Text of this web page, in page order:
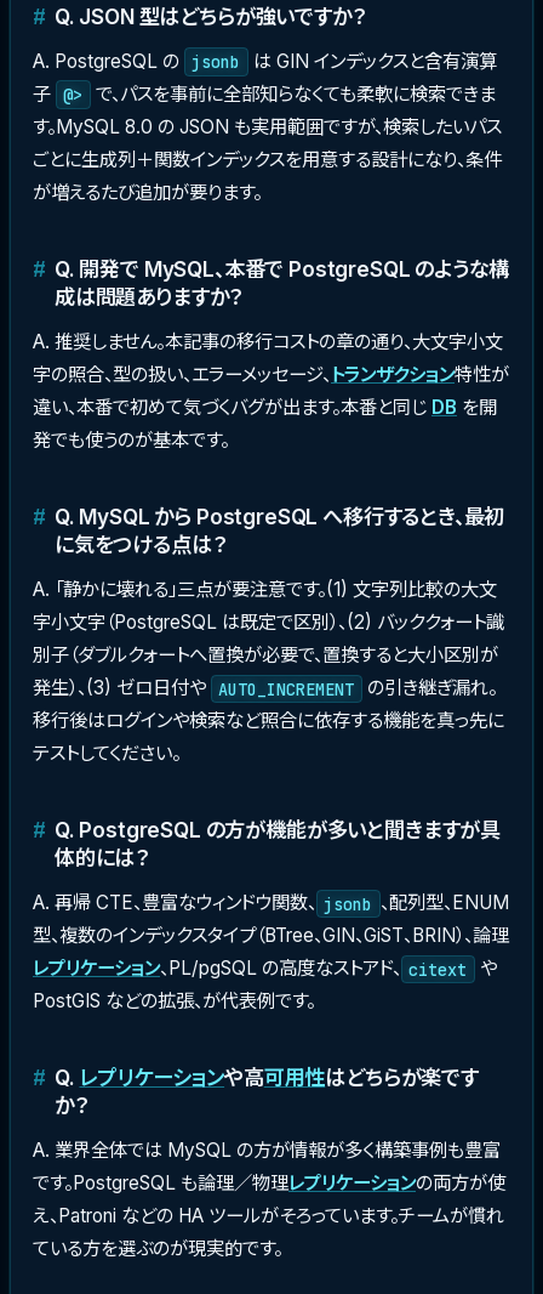
Q. JSON 型はどちらが強いですか？
A. PostgreSQL の jsonb
は GIN インデックスと含有演算
子 @>
で、パスを事前に全部知らなくても柔軟に検索できま
す。MySQL 8.0 の JSON も実用範囲ですが、検索したいパス
ごとに生成列＋関数インデックスを用意する設計になり、条件
が増えるたび追加が要ります。
Q. 開発で MySQL、本番で PostgreSQL のような構
成は問題ありますか？
A. 推奨しません。本記事の移行コストの章の通り、大文字小文
字の照合、型の扱い、エラーメッセージ、 トランザクション特性が
違い、本番で初めて気づくバグが出ます。本番と同じ DB を開
発でも使うのが基本です。
Q. MySQL から PostgreSQL へ移行するとき、最初
に気をつける点は？
A. 「静かに壊れる」三点が要注意です。(1) 文字列比較の大文
字小文字（PostgreSQL は既定で区別）、(2) バッククォート識
別子（ダブルクォートへ置換が必要で、置換すると大小区別が
発生）、(3) ゼロ日付や
AUTO_INCREMENT
の引き継ぎ漏れ。
移行後はログインや検索など照合に依存する機能を真っ先に
テストしてください。
Q. PostgreSQL の方が機能が多いと聞きますが具
体的には？
A. 再帰 CTE、豊富なウィンドウ関数、 jsonb 、配列型、ENUM
型、複数のインデックスタイプ（BTree、GIN、GiST、BRIN）、論理
レプリケーション、PL/pgSQL の高度なストアド、 citext
や
PostGIS などの拡張、が代表例です。
Q. レプリケーションや高可用性はどちらが楽です
か？
A. 業界全体では MySQL の方が情報が多く構築事例も豊富
です。PostgreSQL も論理／物理レプリケーションの両方が使
え、Patroni などの HA ツールがそろっています。チームが慣れ
ている方を選ぶのが現実的です。